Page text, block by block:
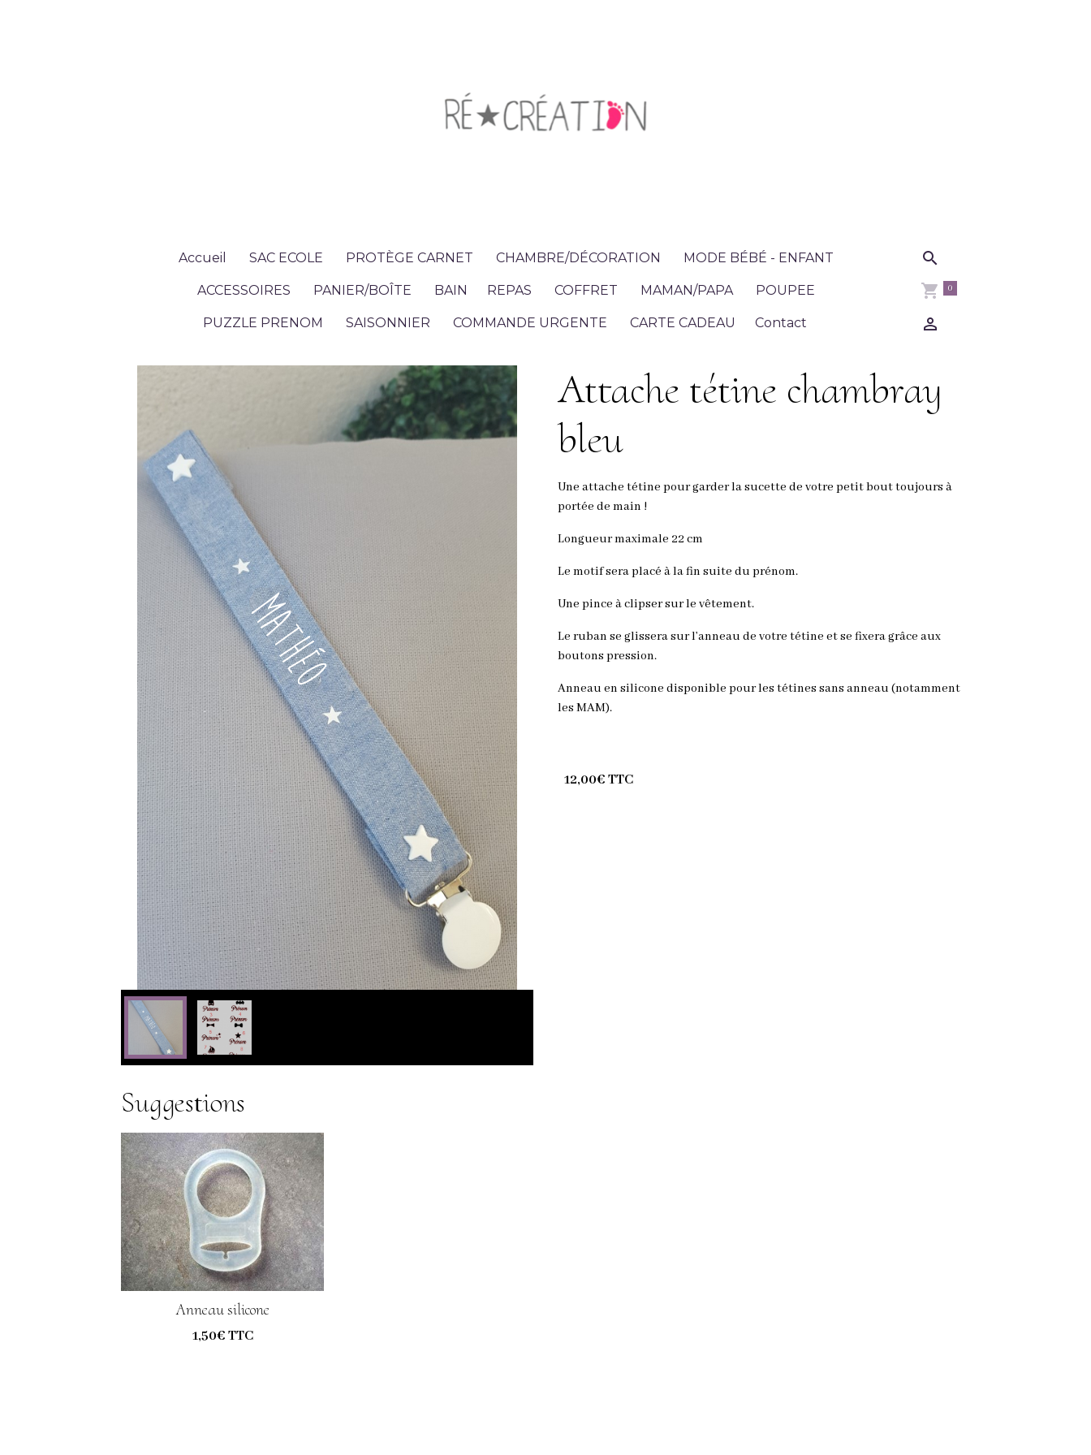
Accueil SAC ECOLE PROTÈGE CARNET CHAMBRE/DÉCORATION MODE BÉBÉ - ENFANT
ACCESSOIRES PANIER/BOÎTE BAIN REPAS COFFRET MAMAN/PAPA POUPEE
PUZZLE PRENOM SAISONNIER COMMANDE URGENTE CARTE CADEAU Contact
0
Attache tétine chambray
bleu
Une attache tétine pour garder la sucette de votre petit bout toujours à
portée de main !
Longueur maximale 22 cm
Le motif sera placé à la fin suite du prénom.
Une pince à clipser sur le vêtement.
Le ruban se glissera sur l’anneau de votre tétine et se fixera grâce aux
boutons pression.
Anneau en silicone disponible pour les tétines sans anneau (notamment
les MAM).
12,00€ TTC
Suggestions
Anneau silicone
1,50€ TTC